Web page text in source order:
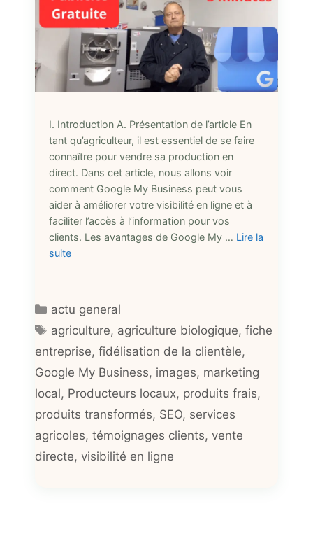
I. Introduction A. Présentation de l’article En
tant qu’agriculteur, il est essentiel de se faire
connaître pour vendre sa production en
direct. Dans cet article, nous allons voir
comment Google My Business peut vous
aider à améliorer votre visibilité en ligne et à
faciliter l’accès à l’information pour vos
clients. Les avantages de Google My … Lire la
suite
Catégories
actu general
Étiquettes
agriculture, agriculture biologique,fiche
entreprise, fidélisation de la clientèle,
Google My Business, images, marketing
local, Producteurs locaux, produits frais,
produits transformés, SEO, services
agricoles, témoignages clients, vente
directe, visibilité en ligne